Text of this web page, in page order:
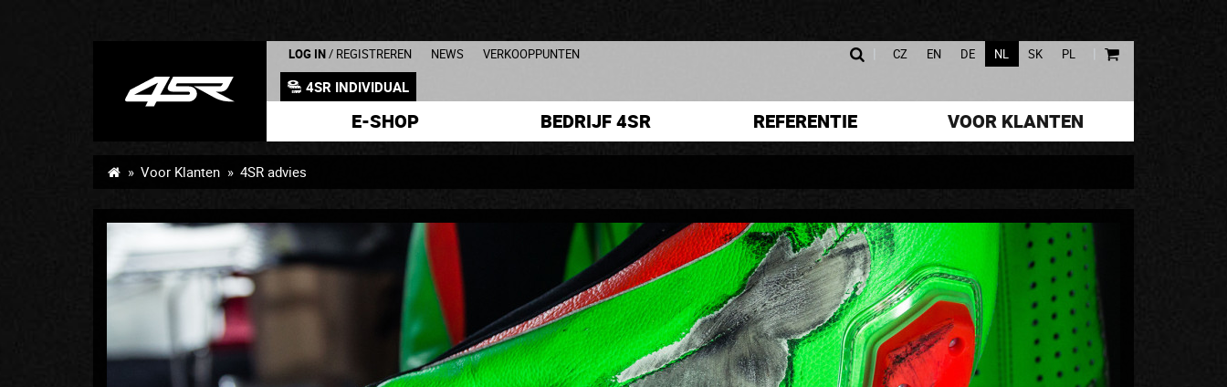
LOG IN / REGISTREREN NEWS VERKOOPPUNTEN
4SR INDIVIDUAL
| CZ EN DE NL SK PL |
E-SHOP BEDRIJF 4SR REFERENTIE VOOR KLANTEN
Voor Klanten 4SR advies